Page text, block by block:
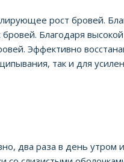
рост бровей.
Благодаря
Эффективно
так и для
два раза в день